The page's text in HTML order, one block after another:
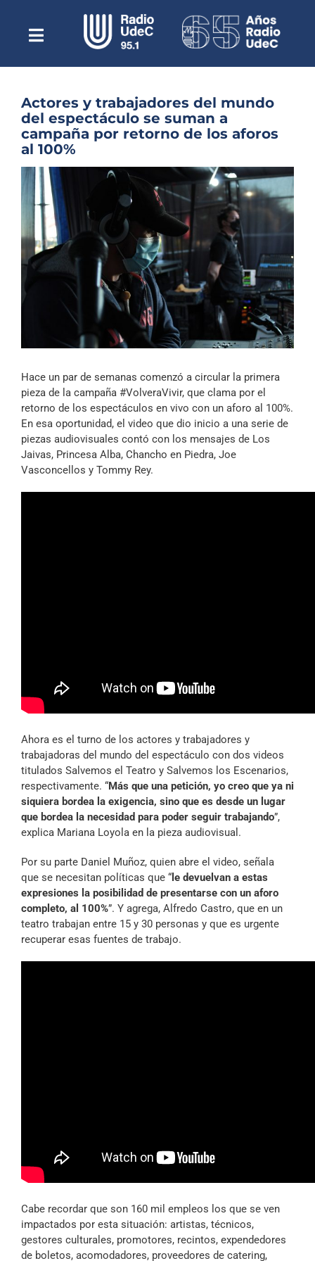
contenidoToggle
NavigationEscuchar Radio UdeC en vivo
Quiénes Somos
Programación
Noticias
Reportajes
Columnas
Música Clásica
Especiales
Archivo Sonoro
Actores y trabajadores del mundo
del espectáculo se suman a
campaña por retorno de los aforos
al 100%
Ver
imagen
más
grande
Hace un par de semanas comenzó a circular la primera
pieza de la campaña #VolveraVivir, que clama por el
retorno de los espectáculos en vivo con un aforo al 100%.
En esa oportunidad, el video que dio inicio a una serie de
piezas audiovisuales contó con los mensajes de Los
Jaivas, Princesa Alba, Chancho en Piedra, Joe
Vasconcellos y Tommy Rey.
Ahora es el turno de los actores y trabajadores y
trabajadoras del mundo del espectáculo con dos videos
titulados Salvemos el Teatro y Salvemos los Escenarios,
respectivamente. “Más que una petición, yo creo que ya ni
siquiera bordea la exigencia, sino que es desde un lugar
que bordea la necesidad para poder seguir trabajando”,
explica Mariana Loyola en la pieza audiovisual.
Por su parte Daniel Muñoz, quien abre el video, señala
que se necesitan políticas que “ le devuelvan a estas
expresiones la posibilidad de presentarse con un aforo
completo, al 100%”. Y agrega, Alfredo Castro, que en un
teatro trabajan entre 15 y 30 personas y que es urgente
recuperar esas fuentes de trabajo.
Cabe recordar que son 160 mil empleos los que se ven
impactados por esta situación: artistas, técnicos,
gestores culturales, promotores, recintos, expendedores
de boletos, acomodadores, proveedores de catering,